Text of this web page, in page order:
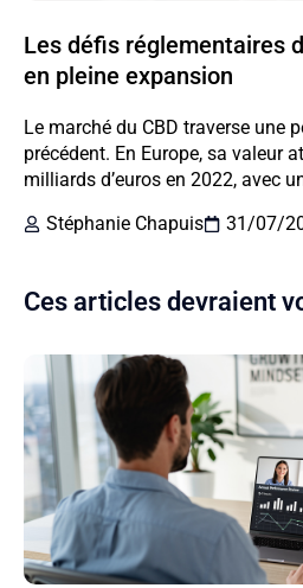
Les défis réglementaires
en pleine expansion
Le marché du CBD traverse une
précédent. En Europe, sa valeur
milliards d’euros en 2022, avec
Stéphanie Chapuis
31/07/
Ces articles devraient